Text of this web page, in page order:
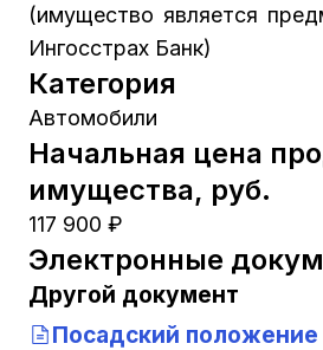
(имущество является
Ингосстрах Банк)
Категория
Автомобили
Начальная цена
имущества, руб.
117 900 ₽
Электронные
Другой документ
Посадский положение